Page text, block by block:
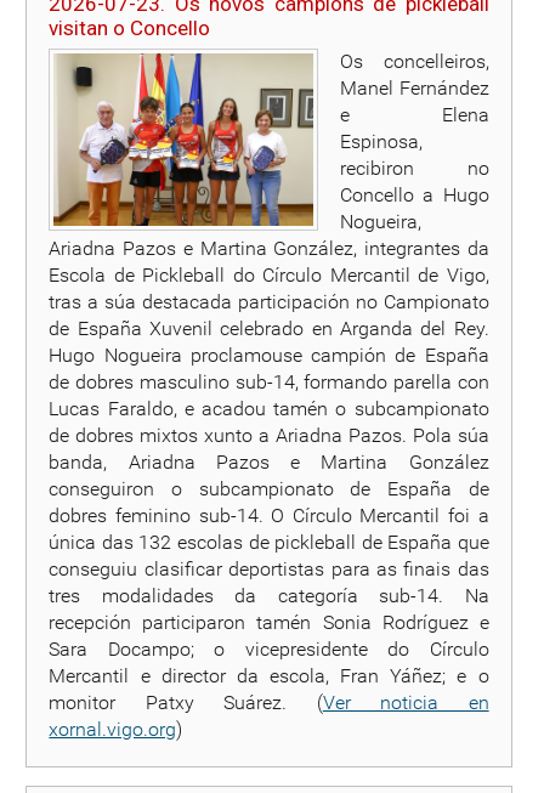
visitan o Concello
Os concelleiros,
Manel Fernández
e Elena
Espinosa,
recibiron no
Concello a Hugo
Nogueira,
Ariadna Pazos e Martina González, integrantes da
Escola de Pickleball do Círculo Mercantil de Vigo,
tras a súa destacada participación no Campionato
de España Xuvenil celebrado en Arganda del Rey.
Hugo Nogueira proclamouse campión de España
de dobres masculino sub-14, formando parella con
Lucas Faraldo, e acadou tamén o subcampionato
de dobres mixtos xunto a Ariadna Pazos. Pola súa
banda, Ariadna Pazos e Martina González
conseguiron o subcampionato de España de
dobres feminino sub-14. O Círculo Mercantil foi a
única das 132 escolas de pickleball de España que
conseguiu clasificar deportistas para as finais das
tres modalidades da categoría sub-14. Na
recepción participaron tamén Sonia Rodríguez e
Sara Docampo; o vicepresidente do Círculo
Mercantil e director da escola, Fran Yáñez; e o
monitor Patxy Suárez. (Ver noticia en
xornal.vigo.org)